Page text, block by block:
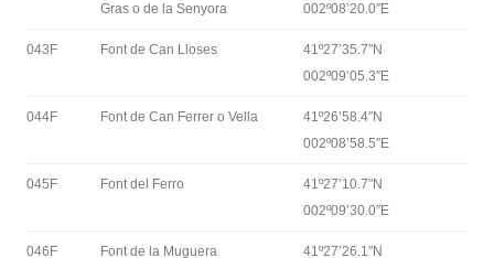
Gras o de la Senyora
002º08’20.0″E
043F Font de Can Lloses
41º27’35.7″N
002º09’05.3″E
044F Font de Can Ferrer o Vella
41º26’58.4″N
002º08’58.5″E
045F Font del Ferro
41º27’10.7″N
002º09’30.0″E
046F Font de la Muguera
41º27’26.1″N